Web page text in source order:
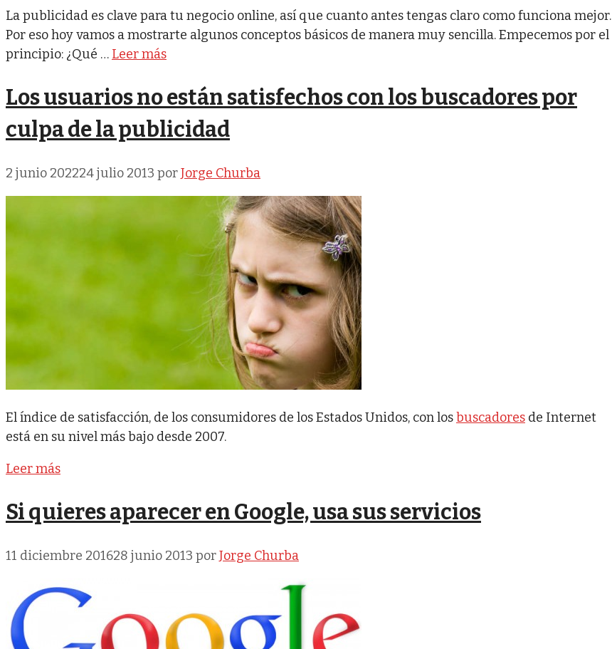
La publicidad es clave para tu negocio online, así que cuanto antes tengas claro como funciona mejor.
Por eso hoy vamos a mostrarte algunos conceptos básicos de manera muy sencilla. Empecemos por el
principio: ¿Qué … Leer más
Los usuarios no están satisfechos con los buscadores por
culpa de la publicidad
2 junio 202224 julio 2013 porJorge Churba
El índice de satisfacción, de los consumidores de los Estados Unidos, con losbuscadores de Internet
está en su nivel más bajo desde 2007.
Leer más
Si quieres aparecer en Google, usa sus servicios
11 diciembre 201628 junio 2013 porJorge Churba